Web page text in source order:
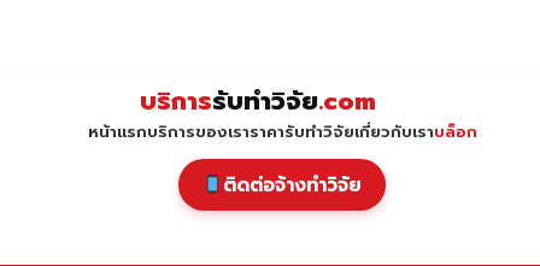
บริการรับทำวิจัย.com
หน้าแรกบริการของเราราคารับทำวิจัยเกี่ยวกับเราบล็อก
ติดต่อจ้างทำวิจัย